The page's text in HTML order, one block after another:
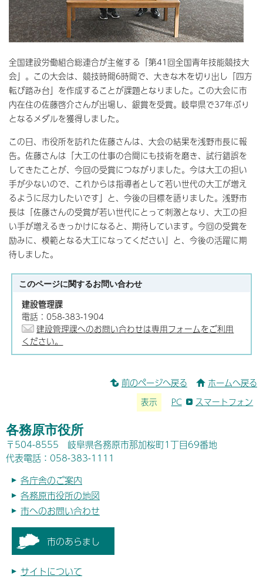
全国建設労働組合総連合が主催する「第41回全国青年技能競技大
会」。この大会は、競技時間6時間で、大きな木を切り出し「四方
転び踏み台」を作成することが課題となりました。この大会に市
内在住の佐藤啓介さんが出場し、銀賞を受賞。岐阜県で37年ぶり
となるメダルを獲得しました。
この日、市役所を訪れた佐藤さんは、大会の結果を浅野市長に報
告。佐藤さんは「大工の仕事の合間にも技術を磨き、試行錯誤を
してきたことが、今回の受賞につながりました。今は大工の担い
手が少ないので、これからは指導者として若い世代の大工が増え
るように尽力したいです」と、今後の目標を語りました。浅野市
長は「佐藤さんの受賞が若い世代にとって刺激となり、大工の担
い手が増えるきっかけになると、期待しています。今回の受賞を
励みに、模範となる大工になってください」と、今後の活躍に期
待しました。
このページに関するお問い合わせ
建設管理課
電話：058-383-1904
建設管理課へのお問い合わせは専用フォームをご利用
ください。
前のページへ戻る ホームへ戻る
表示 PC スマートフォン
各務原市役所
〒504-8555 岐阜県各務原市那加桜町1丁目69番地
代表電話：058-383-1111
各庁舎のご案内
各務原市役所の地図
市へのお問い合わせ
市のあらまし
サイトについて